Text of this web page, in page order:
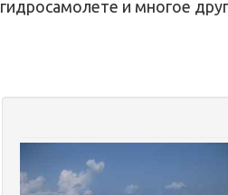
гидросамолете и многое